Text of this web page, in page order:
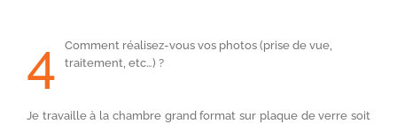
4
Comment réalisez-vous vos photos (prise de vue,
traitement, etc…) ?
Je travaille à la chambre grand format sur plaque de verre soit